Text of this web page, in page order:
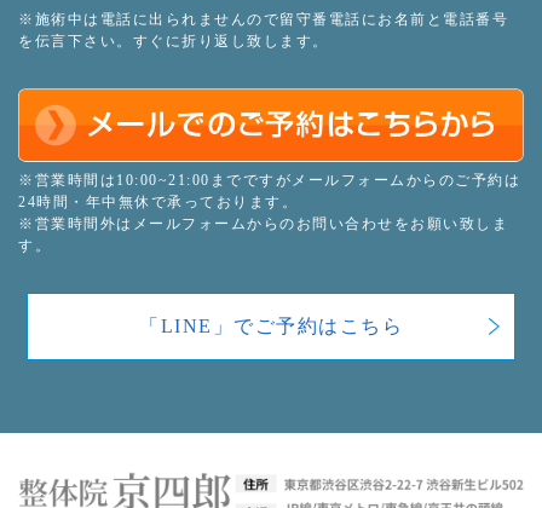
※施術中は電話に出られませんので留守番電話にお名前と電話番号
を伝言下さい。すぐに折り返し致します。
※営業時間は10:00~21:00までですがメールフォームからのご予約は
24時間・年中無休で承っております。
※営業時間外はメールフォームからのお問い合わせをお願い致しま
す。
「LINE」でご予約はこちら